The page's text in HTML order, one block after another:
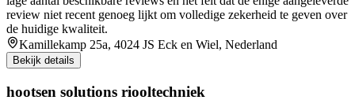
review niet recent genoeg lijkt om volledige zekerheid te geven over
de huidige kwaliteit.
Kamillekamp 25a, 4024 JS Eck en Wiel, Nederland
Bekijk details
hootsen solutions riooltechniek